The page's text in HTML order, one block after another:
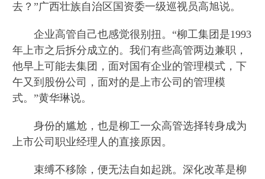
去？”广西壮族自治区国资委一级巡视员高旭说。
企业高管自己也感觉很别扭。“柳工集团是1993
年上市之后拆分成立的。我们有些高管两边兼职，
他早上可能去集团，面对国有企业的管理模式，下
午又到股份公司，面对的是上市公司的管理模
式。”黄华琳说。
身份的尴尬，也是柳工一众高管选择转身成为
上市公司职业经理人的直接原因。
束缚不移除，便无法自如起跳。深化改革是柳